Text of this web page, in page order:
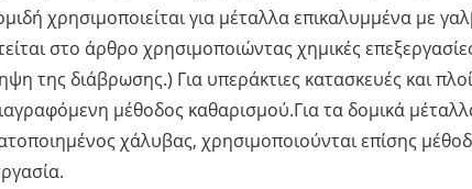
χρησιμοποιείται για μέταλλα επικαλυμμένα με
στο άρθρο χρησιμοποιώντας χημικές
της διάβρωσης.) Για υπεράκτιες κατασκευές και
μέθοδος καθαρισμού.Για τα δομικά
χάλυβας, χρησιμοποιούνται επίσης